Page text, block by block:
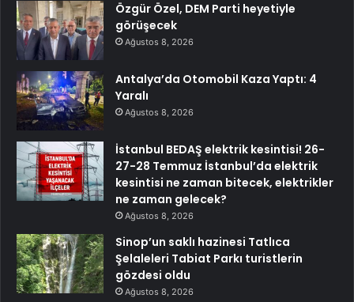
Özgür Özel, DEM Parti heyetiyle
görüşecek
Ağustos 8, 2026
Antalya’da Otomobil Kaza Yaptı: 4
Yaralı
Ağustos 8, 2026
İstanbul BEDAŞ elektrik kesintisi! 26-
27-28 Temmuz İstanbul’da elektrik
kesintisi ne zaman bitecek, elektrikler
ne zaman gelecek?
Ağustos 8, 2026
Sinop’un saklı hazinesi Tatlıca
Şelaleleri Tabiat Parkı turistlerin
gözdesi oldu
Ağustos 8, 2026